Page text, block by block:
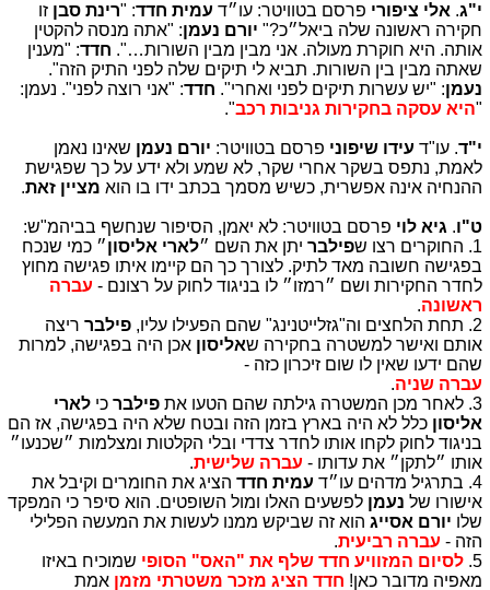
י"ג. אלי ציפורי פרסם בטוויטר: עו״ד עמית חדד: "רינת סבן זו
חקירה ראשונה שלה ביאל״כ?" יורם נעמן: "אתה מנסה להקטין
אותה. היא חוקרת מעולה. אני מבין מבין השורות…". חדד: "מענין
שאתה מבין בין השורות. תביא לי תיקים שלה לפני התיק הזה".
נעמן: "יש עשרות תיקים לפני ואחרי". חדד: "אני רוצה לפני". נעמן:
"היא עסקה בחקירות גניבות רכב".
י"ד. עו"ד עידו שיפוני פרסם בטוויטר: יורם נעמן שאינו נאמן
לאמת, נתפס בשקר אחרי שקר, לא שמע ולא ידע על כך שפגישת
ההנחיה אינה אפשרית, כשיש מסמך בכתב ידו בו הוא מציין זאת.
ט"ו. גיא לוי פרסם בטוויטר: לא יאמן, הסיפור שנחשף בביהמ"ש:
1. החוקרים רצו ש
פילבר יתן את השם ״לארי אליסון״ כמי שנכח
בפגישה חשובה מאד לתיק. לצורך כך הם קיימו איתו פגישה מחוץ
לחדר החקירות ושם ״רמזו״ לו בניגוד לחוק על רצונם - עברה
ראשונה.
2. תחת הלחצים וה"גזלייטנינג" שהם הפעילו עליו,
פילבר ריצה
אותם ואישר למשטרה בחקירה שאליסון אכן היה בפגישה, למרות
שהם ידעו שאין לו שום זיכרון כזה -
עברה שניה.
3. לאחר מכן המשטרה גילתה שהם הטעו את
פילבר כי לארי
אליסון כלל לא היה בארץ בזמן הזה ובטח שלא היה בפגישה, אז הם
בניגוד לחוק לקחו אותו לחדר צדדי ובלי הקלטות ומצלמות ״שכנעו״
אותו ״לתקן״ את עדותו - עברה שלישית.
4. בתרגיל מדהים עו״ד
עמית חדד הציג את החומרים וקיבל את
אישורו של נעמן לפשעים האלו ומול השופטים. הוא סיפר כי המפקד
שלו יורם אסייג הוא זה שביקש ממנו לעשות את המעשה הפלילי
הזה - עברה רביעית.
5. לסיום המזוויע חדד שלף את "האס" הסופי שמוכיח באיזו
מאפיה מדובר כאן! חדד הציג מזכר משטרתי מזמן אמת